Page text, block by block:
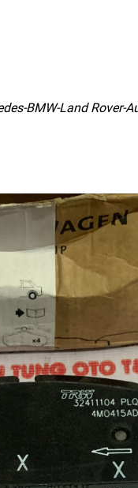
BMW-Land Rover-